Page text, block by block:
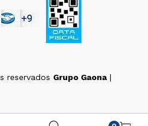
reservados Grupo Gaona|